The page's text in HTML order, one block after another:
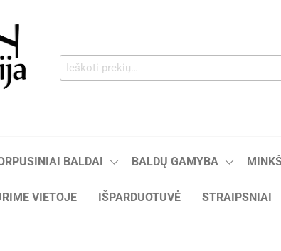
BALDAI BALDŲ GAMYBA
VIETOJE IŠPARDUOTUVĖ STRAIPSNIAI